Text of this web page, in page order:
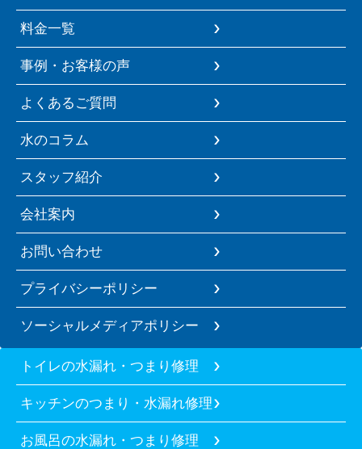
料金一覧
事例・お客様の声
よくあるご質問
水のコラム
スタッフ紹介
会社案内
お問い合わせ
プライバシーポリシー
ソーシャルメディアポリシー
トイレの水漏れ・つまり修理
キッチンのつまり・水漏れ修理
お風呂の水漏れ・つまり修理